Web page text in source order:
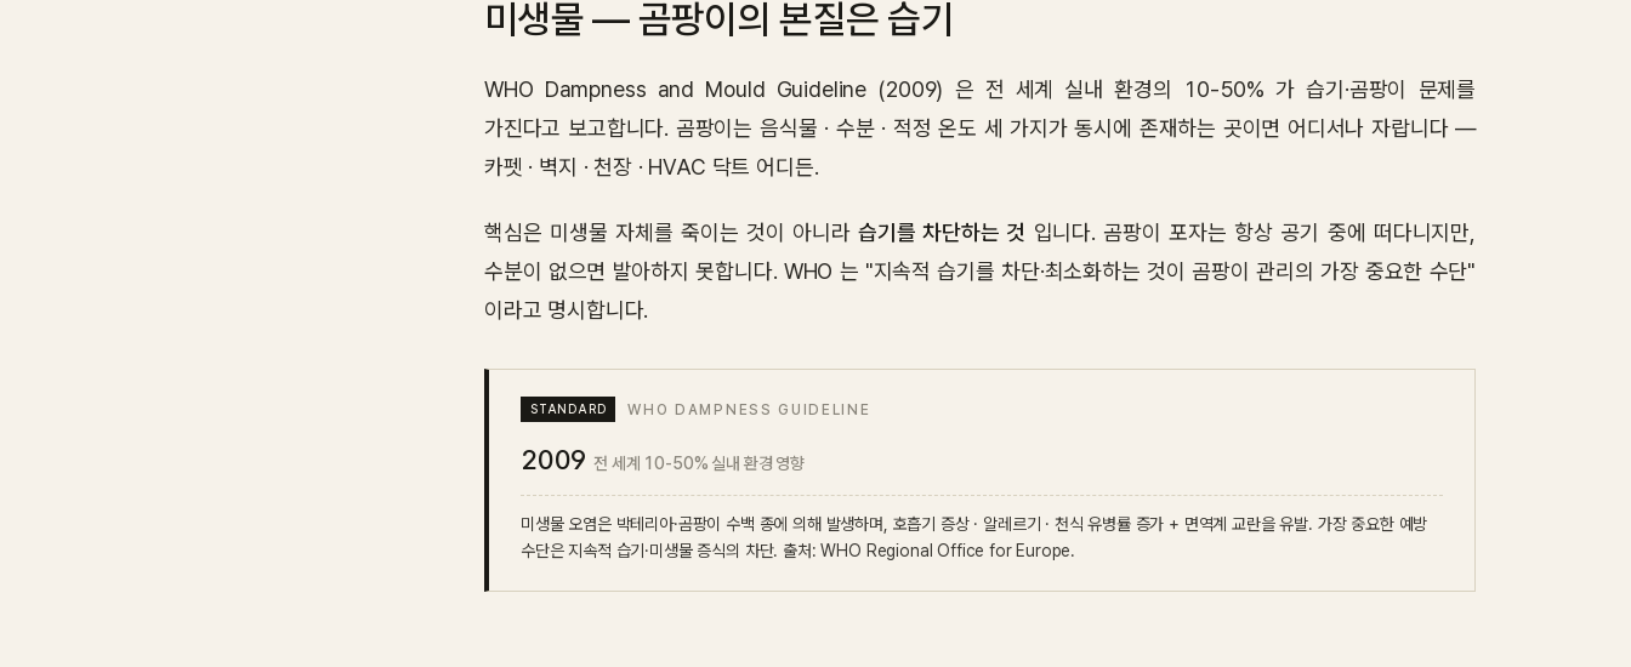
미생물 — 곰팡이의 본질은 습기
WHO Dampness and Mould Guideline (2009) 은 전 세계 실내 환경의 10-50% 가 습기·곰팡이 문제를
가진다고 보고합니다. 곰팡이는 음식물 · 수분 · 적정 온도 세 가지가 동시에 존재하는 곳이면 어디서나 자랍니다 —
카펫 · 벽지 · 천장 · HVAC 닥트 어디든.
핵심은 미생물 자체를 죽이는 것이 아니라습기를 차단하는 것 입니다. 곰팡이 포자는 항상 공기 중에 떠다니지만,
수분이 없으면 발아하지 못합니다. WHO 는 "지속적 습기를 차단·최소화하는 것이 곰팡이 관리의 가장 중요한 수단"
이라고 명시합니다.
WHO DAMPNESS GUIDELINE
2009 전 세계 10-50% 실내 환경 영향
미생물 오염은 박테리아·곰팡이 수백 종에 의해 발생하며, 호흡기 증상 · 알레르기 · 천식 유병률 증가 + 면역계 교란을 유발. 가장 중요한 예방
수단은 지속적 습기·미생물 증식의 차단. 출처: WHO Regional Office for Europe.